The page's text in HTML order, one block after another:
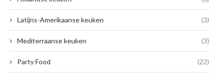
Latijns-Amerikaanse keuken (3)
Mediterraanse keuken (3)
Party Food (22)